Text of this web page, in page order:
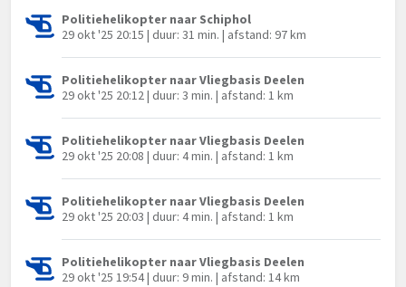
Politiehelikopter naar Schiphol
29 okt '25 20:15 | duur: 31 min. | afstand: 97 km
Politiehelikopter naar Vliegbasis Deelen
29 okt '25 20:12 | duur: 3 min. | afstand: 1 km
Politiehelikopter naar Vliegbasis Deelen
29 okt '25 20:08 | duur: 4 min. | afstand: 1 km
Politiehelikopter naar Vliegbasis Deelen
29 okt '25 20:03 | duur: 4 min. | afstand: 1 km
Politiehelikopter naar Vliegbasis Deelen
29 okt '25 19:54 | duur: 9 min. | afstand: 14 km